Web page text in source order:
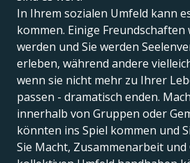
In Ihrem sozialen Umfeld kann
kommen. Einige Freundschaften
werden und Sie werden
erleben, während andere
wenn sie nicht mehr zu Ihrer
passen - dramatisch enden.
innerhalb von Gruppen oder
könnten ins Spiel kommen und
Sie Macht, Zusammenarbeit und